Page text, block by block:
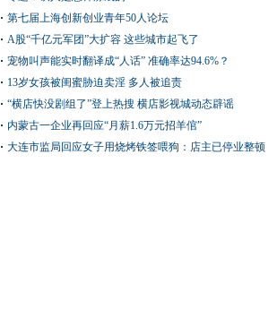
第七届上海创新创业青年50人论坛
A股“千亿元军团”大扩容 这些城市起飞了
宠物叫声能实时翻译成“人话” 准确率达94.6%？
13岁女孩被闺蜜胁迫卖淫 多人被追责
“横店快没剧组了”登上热搜 横店影视城动态辟谣
内蒙古一企业再回应“月薪1.6万元招羊倌”
大连市监局回应女子用烧烤铁签喂狗：店主已停业整顿